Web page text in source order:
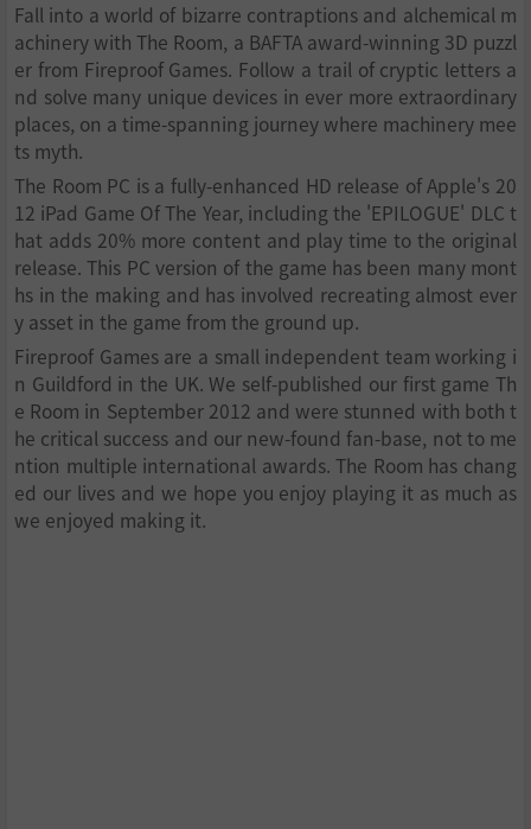
Fall into a world of bizarre contraptions and alchemical m
achinery with The Room, a BAFTA award-winning 3D puzzl
er from Fireproof Games. Follow a trail of cryptic letters a
nd solve many unique devices in ever more extraordinary
places, on a time-spanning journey where machinery mee
ts myth.
The Room PC is a fully-enhanced HD release of Apple's 20
12 iPad Game Of The Year, including the 'EPILOGUE' DLC t
hat adds 20% more content and play time to the original
release. This PC version of the game has been many mont
hs in the making and has involved recreating almost ever
y asset in the game from the ground up.
Fireproof Games are a small independent team working i
n Guildford in the UK. We self-published our first game Th
e Room in September 2012 and were stunned with both t
he critical success and our new-found fan-base, not to me
ntion multiple international awards. The Room has chang
ed our lives and we hope you enjoy playing it as much as
we enjoyed making it.